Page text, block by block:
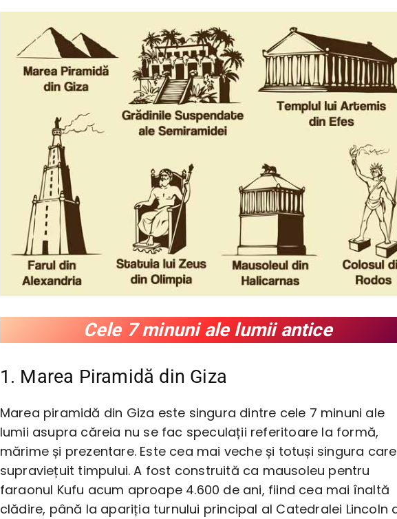
Cele 7 minuni ale lumii antice
1. Marea Piramidă din Giza
Marea piramidă din Giza este singura dintre cele 7 minuni ale
lumii asupra căreia nu se fac speculații referitoare la formă,
mărime și prezentare. Este cea mai veche și totuși singura
supraviețuit timpului. A fost construită ca mausoleu pentru
faraonul Kufu acum aproape 4.600 de ani, fiind cea mai înaltă
clădire, până la apariția turnului principal al Catedralei Lincoln